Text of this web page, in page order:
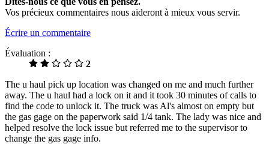
Vos précieux commentaires nous aideront à mieux vous servir.
Écrire un commentaire
Évaluation :
2
The u haul pick up location was changed on me and much further
away. The u haul had a lock on it and it took 30 minutes of calls to
find the code to unlock it. The truck was Al's almost on empty but
the gas gage on the paperwork said 1/4 tank. The lady was nice and
helped resolve the lock issue but referred me to the supervisor to
change the gas gage info.